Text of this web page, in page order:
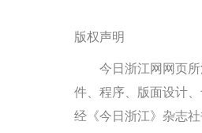
版权声明
今日浙江网网页
件、程序、版面设计
经《今日浙江》杂志